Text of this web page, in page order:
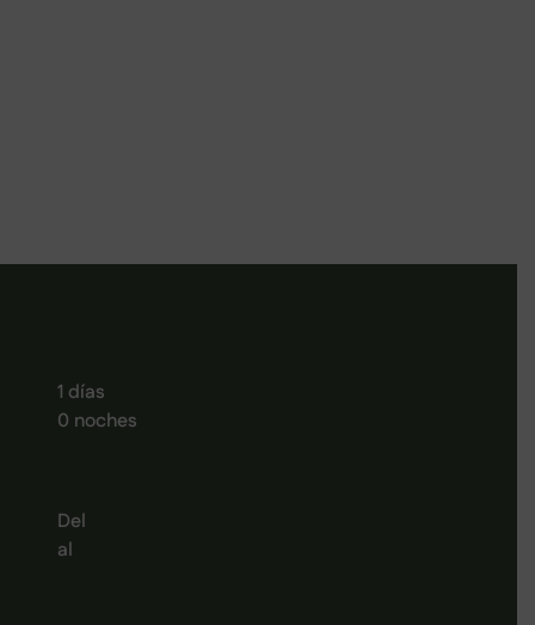
1 días
0 noches
Del
al